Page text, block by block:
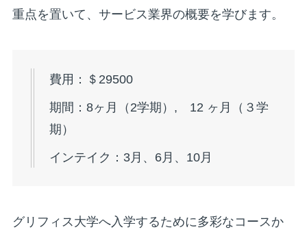
重点を置いて、サービス業界の概要を学びます。
費用：＄29500
期間：8ヶ月（2学期）, 12 ヶ月（３学
期）
インテイク：3月、6月、10月
グリフィス大学へ入学するために多彩なコースか